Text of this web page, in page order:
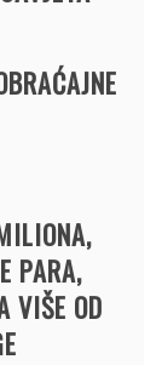
PARA,
VIŠE OD